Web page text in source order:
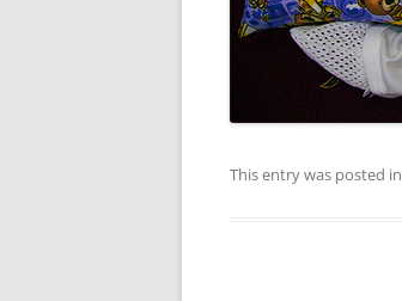
This entry was posted in